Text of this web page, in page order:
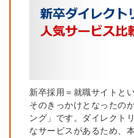
新卒採用＝就職サイトと
そのきっかけとなったの
ング」です。ダイレクト
なサービスがあるため、